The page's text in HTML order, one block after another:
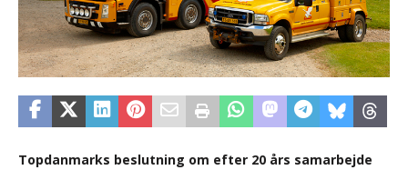
Topdanmarks beslutning om efter 20 års samarbejde